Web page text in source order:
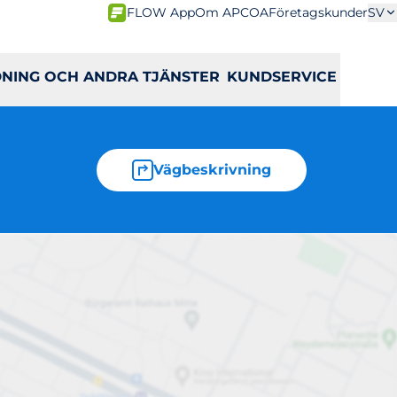
FLOW AppOm APCOAFöretagskunderSV
OCH ANDRA TJÄNSTER KUNDSERVICE
Vägbeskrivning